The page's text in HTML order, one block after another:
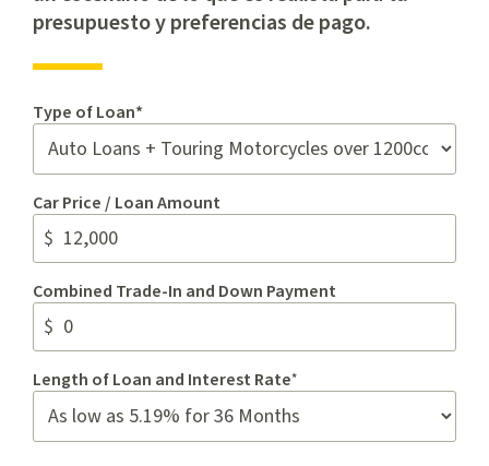
presupuesto y preferencias de pago.
Type of Loan*
Car Price / Loan Amount
Combined Trade-In and Down Payment
Length of Loan and Interest Rate*